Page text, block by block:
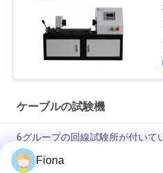
ケーブルの試験機
6グループの回線試験所が付いて
プラグのくねりの試験機
Fiona